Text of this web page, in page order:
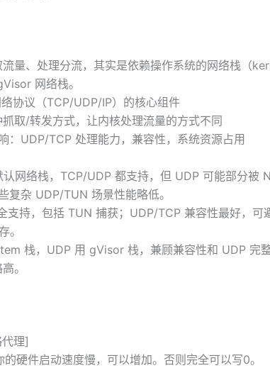
量、处理分流，其实是依赖操作系统的网络栈（
网络栈。
协议（TCP/UDP/IP）的核心组件
取/转发方式，让内核处理流量的方式不同
：UDP/TCP 处理能力，兼容性，系统资源占用
网络栈，TCP/UDP 都支持，但 UDP 可能部分被
复杂 UDP/TUN 场景性能略低。
支持，包括 TUN 捕获；UDP/TCP 兼容性最好，可
。
栈，UDP 用 gVisor 栈，兼顾兼容性和 UDP 完
。
理]
硬件启动速度慢，可以增加。否则完全可以写0。